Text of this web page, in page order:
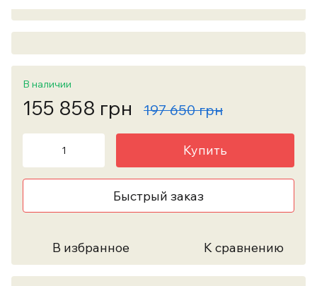
В наличии
155 858 грн 197 650 грн
Купить
Быстрый заказ
В избранное К сравнению